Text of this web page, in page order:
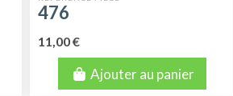
476
11,00 €
Ajouter au panier